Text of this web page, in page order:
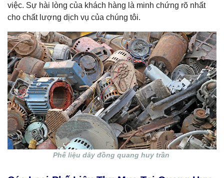
việc. Sự hài lòng của khách hàng là minh chứng rõ nhất
cho chất lượng dịch vụ của chúng tôi.
Phế liệu dây đồng quang huy trần